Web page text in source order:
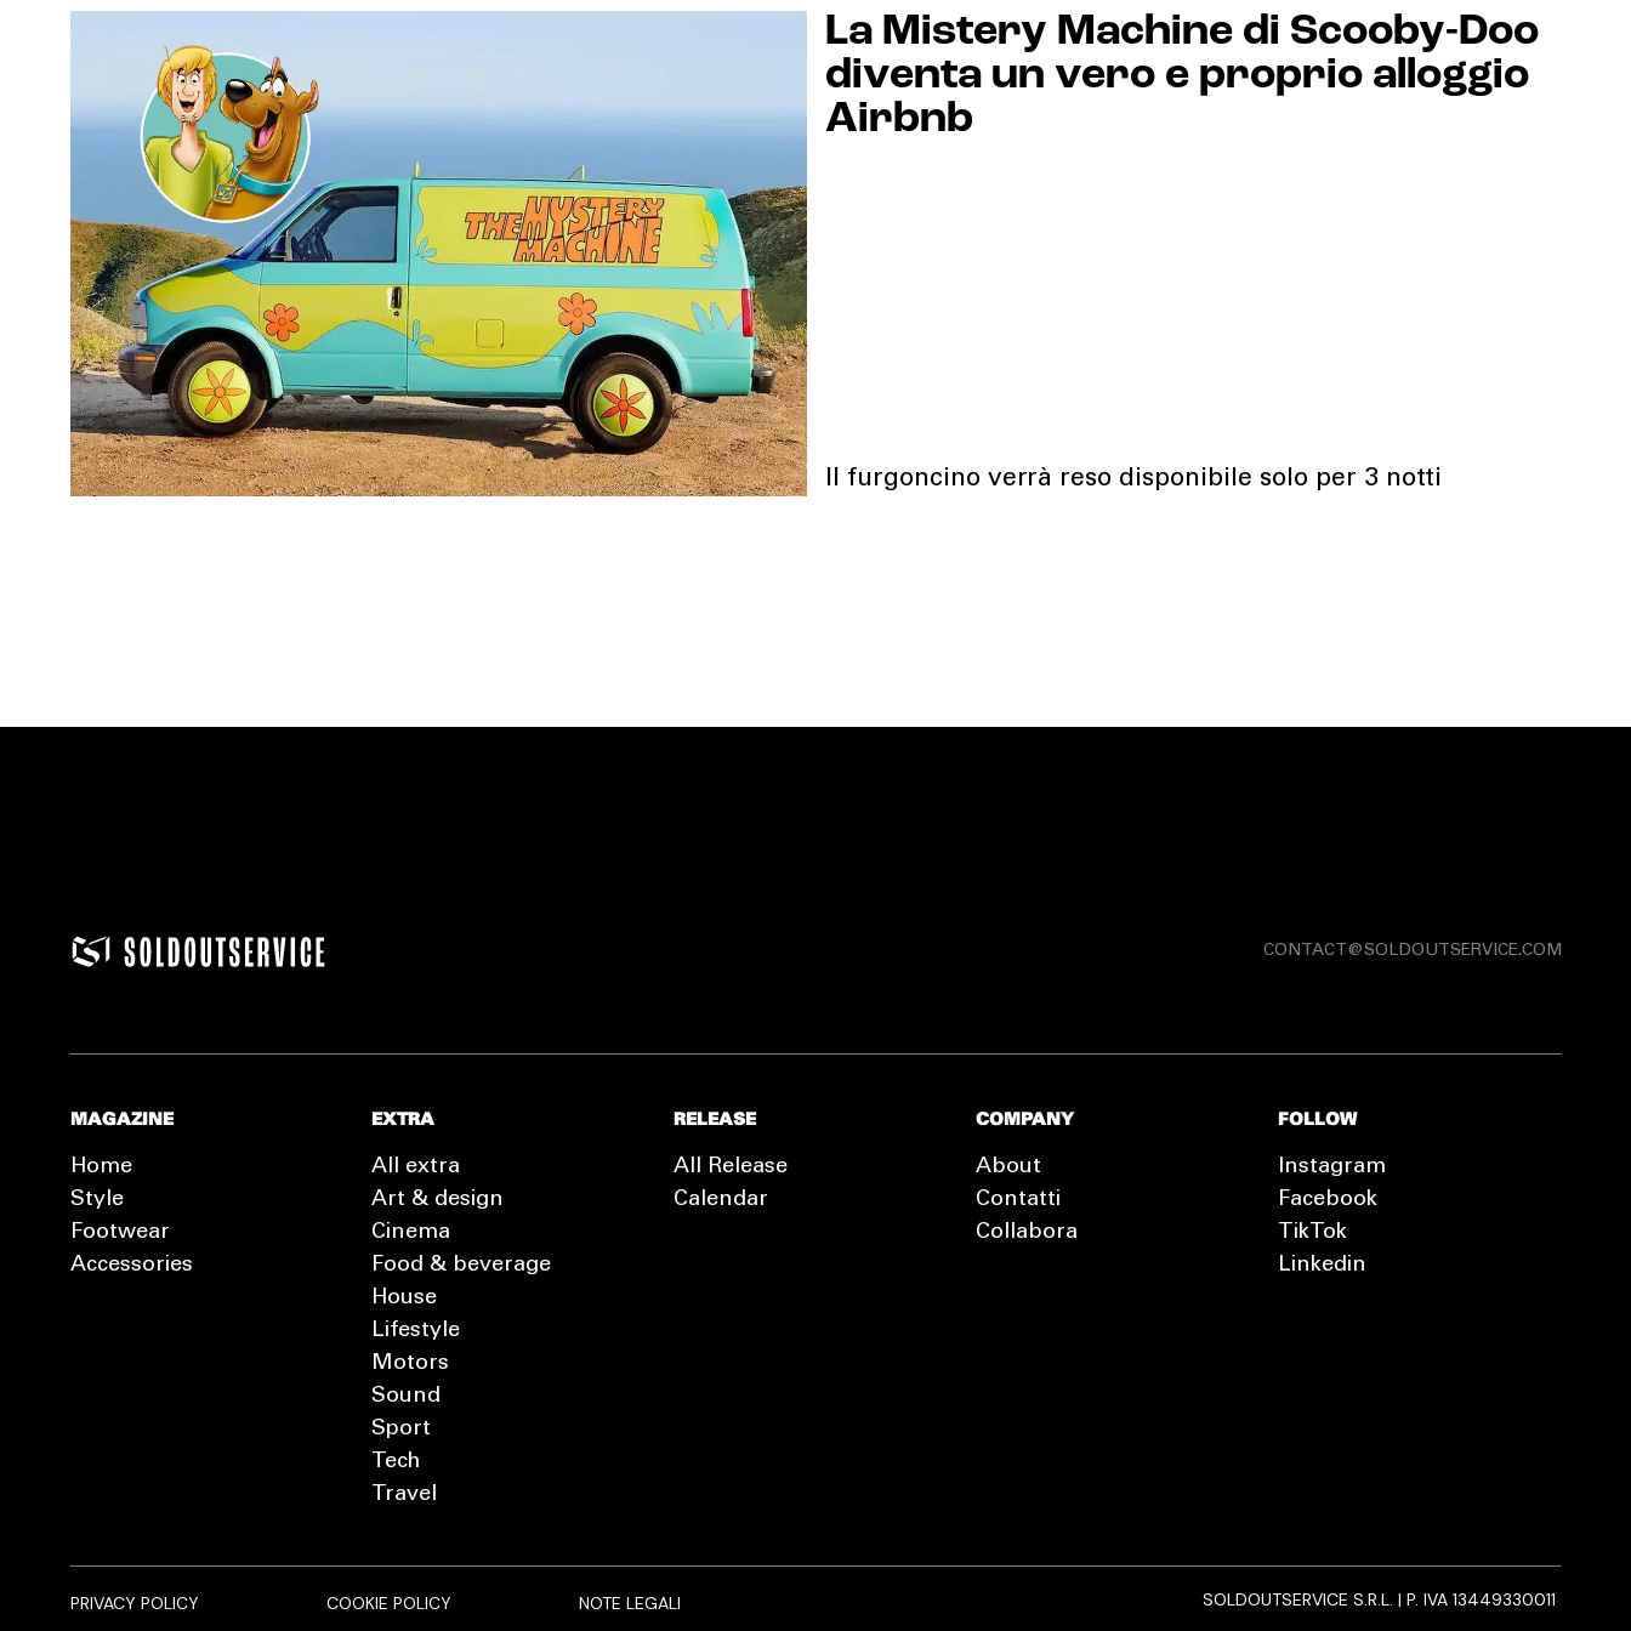
La Mistery Machine di Scooby-Doo
diventa un vero e proprio alloggio
Airbnb
Il furgoncino verrà reso disponibile solo per 3 notti
CONTACT@SOLDOUTSERVICE.COM
MAGAZINE
Home
Style
Footwear
Accessories
EXTRA
All extra
Art & design
Cinema
Food & beverage
House
Lifestyle
Motors
Sound
Sport
Tech
Travel
RELEASE
All Release
Calendar
COMPANY
About
Contatti
Collabora
FOLLOW
Instagram
Facebook
TikTok
Linkedin
PRIVACY POLICY COOKIE POLICY NOTE LEGALI SOLDOUTSERVICE S.R.L. | P. IVA 13449330011